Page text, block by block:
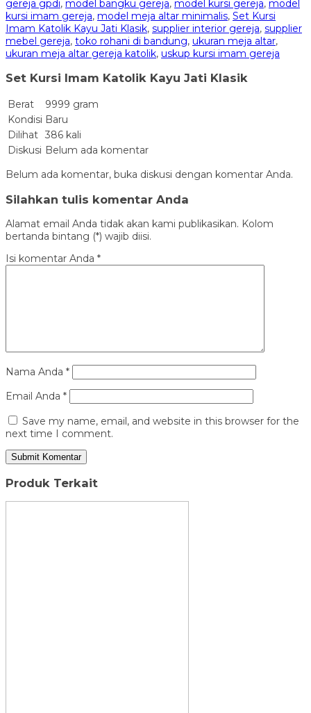
gereja gpdi, model bangku gereja, model kursi gereja, model
kursi imam gereja, model meja altar minimalis, Set Kursi
Imam Katolik Kayu Jati Klasik, supplier interior gereja, supplier
mebel gereja, toko rohani di bandung, ukuran meja altar,
ukuran meja altar gereja katolik, uskup kursi imam gereja
Set Kursi Imam Katolik Kayu Jati Klasik
Berat
9999 gram
Kondisi Baru
Dilihat 386 kali
Diskusi Belum ada komentar
Belum ada komentar, buka diskusi dengan komentar Anda.
Silahkan tulis komentar Anda
Alamat email Anda tidak akan kami publikasikan. Kolom
bertanda bintang (*) wajib diisi.
Isi komentar Anda *
Nama Anda *
Email Anda *
Save my name, email, and website in this browser for the
next time I comment.
Produk Terkait